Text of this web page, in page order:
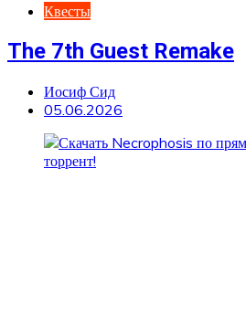
Квесты
The 7th Guest Remake
Иосиф Сид
05.06.2026